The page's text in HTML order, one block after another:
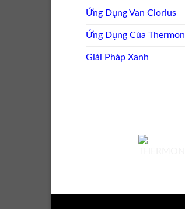
Ứng Dụng Van Clorius
Ứng Dụng Của Thermon
Giải Pháp Xanh